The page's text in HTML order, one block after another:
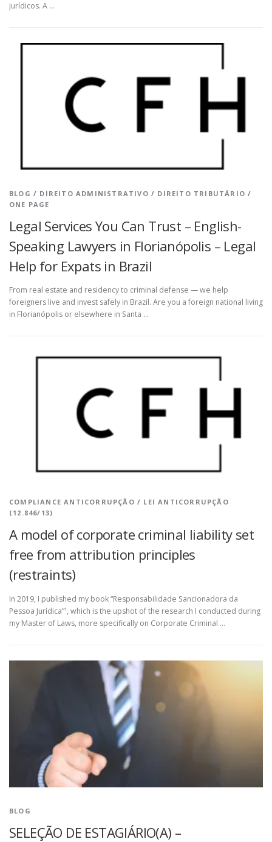
jurídicos. A …
BLOG / DIREITO ADMINISTRATIVO / DIREITO TRIBUTÁRIO /
ONE PAGE
Legal Services You Can Trust – English-
Speaking Lawyers in Florianópolis – Legal
Help for Expats in Brazil
From real estate and residency to criminal defense — we help
foreigners live and invest safely in Brazil. Are you a foreign national living
in Florianópolis or elsewhere in Santa …
COMPLIANCE ANTICORRUPÇÃO / LEI ANTICORRUPÇÃO
(12.846/13)
A model of corporate criminal liability set
free from attribution principles
(restraints)
In 2019, I published my book “Responsabilidade Sancionadora da
Pessoa Jurídica”¹, which is the upshot of the research I conducted during
my Master of Laws, more specifically on Corporate Criminal …
BLOG
SELEÇÃO DE ESTAGIÁRIO(A) –